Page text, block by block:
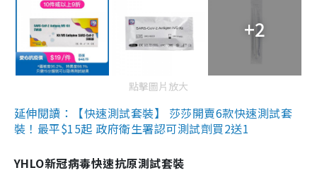
+2
點擊圖片放大
延伸閱讀：【快速測試套裝】 莎莎開賣6款快速測試套
裝！最平$15起 政府衛生署認可測試劑買2送1
YHLO新冠病毒快速抗原測試套裝